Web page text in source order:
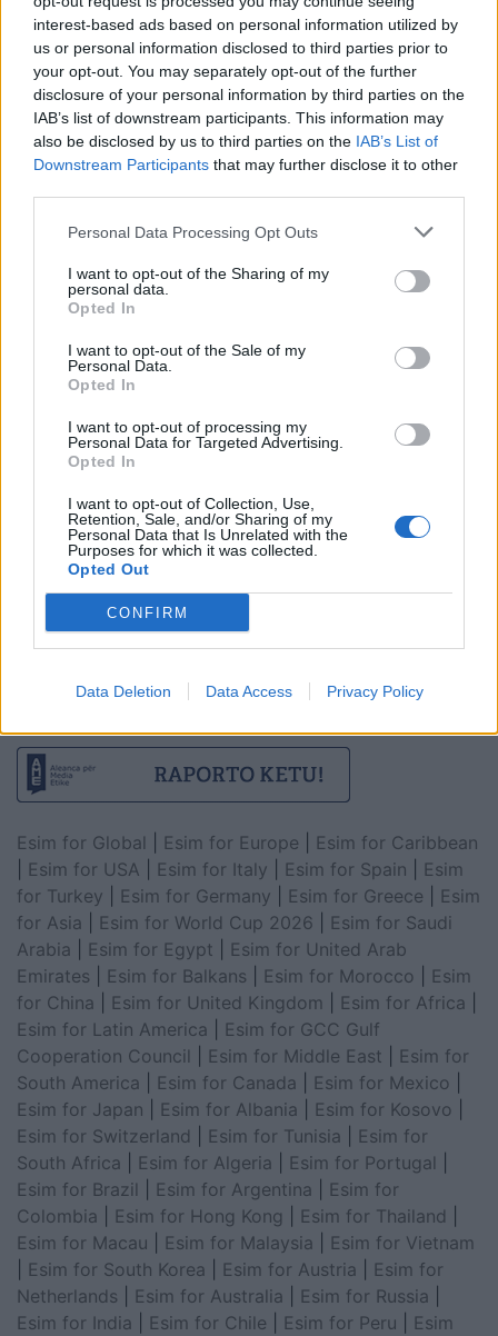
interest-based ads based on personal information utilized by
us or personal information disclosed to third parties prior to
your opt-out. You may separately opt-out of the further
disclosure of your personal information by third parties on the
IAB’s list of downstream participants. This information may
also be disclosed by us to third parties on the IAB’s List of
Downstream Participants that may further disclose it to other
Personal Data Processing Opt Outs
I want to opt-out of the Sharing of my
personal data.
Opted In
I want to opt-out of the Sale of my
Personal Data.
Opted In
I want to opt-out of processing my
Personal Data for Targeted Advertising.
Opted In
I want to opt-out of Collection, Use,
Retention, Sale, and/or Sharing of my
Personal Data that Is Unrelated with the
Purposes for which it was collected.
Opted Out
CONFIRM
Data Deletion Data Access Privacy Policy
Mesazhi provokues pas
kërcënimeve të Vuçiqit për
Ujmanin: Në Serbi shfaqet
grafiti “Kur ushtria të kthehet
në Kosovë
Ish-ministri Sandër Lleshaj në
krah të protestuesve, mesazh
dramë, Balluku? Drejtësia s’ka
përse të jetë e varur nga
vullneti i dikujt
dominim rajonal
Esim for Global Esim for Europe
Esim for Caribbean
Esim for USA Esim for Italy Esim for Spain
Esim
for Turkey
Esim for Germany Esim for Greece
Esim
for Asia
Esim for World Cup 2026
Esim for Saudi
Arabia
Esim for Egypt
Esim for United Arab
Emirates
Esim for Balkans Esim for Morocco
Esim
for China
Esim for United Kingdom Esim for Africa
Esim for Latin America
Esim for GCC Gulf
Cooperation Council
Esim for Middle East
Esim for
South America
Esim for Canada Esim for Mexico
Esim for Japan
Esim for Albania Esim for Kosovo
Esim for Switzerland
Esim for Tunisia
Esim for
South Africa
Esim for Algeria Esim for Portugal
Esim for Brazil
Esim for Argentina
Esim for
Colombia
Esim for Hong Kong Esim for Thailand
Esim for Macau
Esim for Malaysia
Esim for Vietnam
Esim for South Korea Esim for Austria
Esim for
Netherlands
Esim for Australia Esim for Russia
Esim for India
Esim for Chile Esim for Peru
Esim